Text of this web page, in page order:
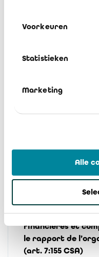
Voorkeuren
Statistieken
Marketing
Alle
l'audit de l'exercice
Avis 2020/02 :
financières et
le rapport de
(art. 7:155 CSA)